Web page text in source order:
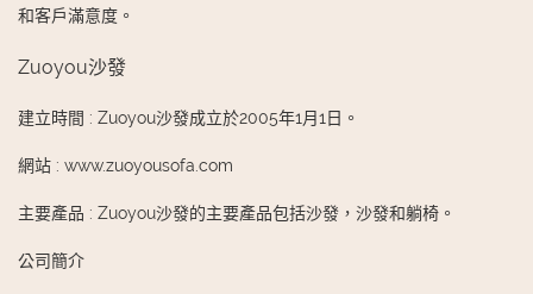
和客戶滿意度。
Zuoyou沙發
建立時間 : Zuoyou沙發成立於2005年1月1日。
網站 : www.zuoyousofa.com
主要產品 : Zuoyou沙發的主要產品包括沙發，沙發和躺椅。
公司簡介